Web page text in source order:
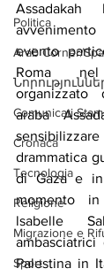
Politica
Arab Corner/
Comunicati
Cronaca
Tecnologia
Religione
Migrazione e
Sport
evento
Roma nel
organizzato
araba
drammatica
di Gaza e in
momento
lsabelle
Palestina in